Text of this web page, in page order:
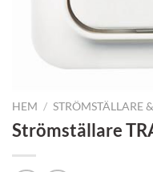
HEM / STRÖMSTÄLLARE
Strömställare